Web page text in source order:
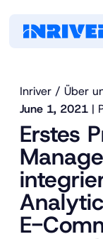
Inriver Über
June 1, 2021 |
Erstes
E-